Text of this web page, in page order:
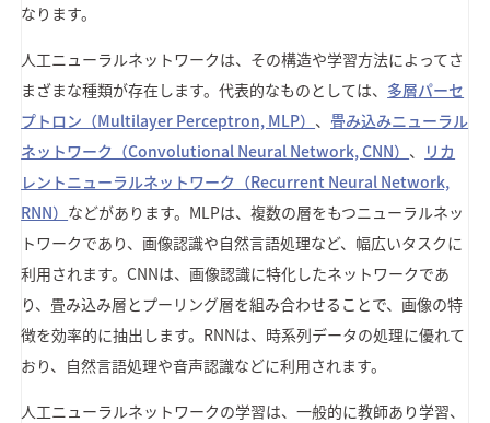
なります。
人工ニューラルネットワークは、その構造や学習方法によってさ
まざまな種類が存在します。代表的なものとしては、 多層パーセ
プトロン（Multilayer Perceptron, MLP） 、 畳み込みニューラル
ネットワーク（Convolutional Neural Network, CNN） 、
リカ
レントニューラルネットワーク（Recurrent Neural Network,
RNN） などがあります。MLPは、複数の層をもつニューラルネッ
トワークであり、画像認識や自然言語処理など、幅広いタスクに
利用されます。CNNは、画像認識に特化したネットワークであ
り、畳み込み層とプーリング層を組み合わせることで、画像の特
徴を効率的に抽出します。RNNは、時系列データの処理に優れて
おり、自然言語処理や音声認識などに利用されます。
人工ニューラルネットワークの学習は、一般的に教師あり学習、